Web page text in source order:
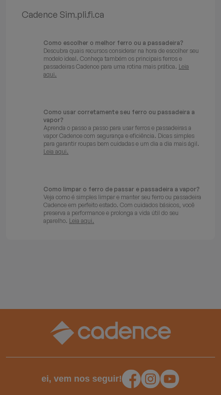
Cadence Sim.pli.fi.ca
Como escolher o melhor ferro ou a passadeira?
Descubra quais recursos considerar na hora de escolher seu
modelo ideal. Conheça também os principais ferros e
passadeiras Cadence para uma rotina mais prática. Leia
aqui.
Como usar corretamente seu ferro ou passadeira a
vapor?
Aprenda o passo a passo para usar ferros e passadeiras a
vapor Cadence com segurança e eficiência. Dicas simples
para garantir roupas bem cuidadas e um dia a dia mais ágil.
Leia aqui.
Como limpar o ferro de passar e passadeira a vapor?
Veja como é simples limpar e manter seu ferro ou passadeira
Cadence em perfeito estado. Com cuidados básicos, você
preserva a performance e prolonga a vida útil do seu
aparelho. Leia aqui.
ei, vem nos seguir!